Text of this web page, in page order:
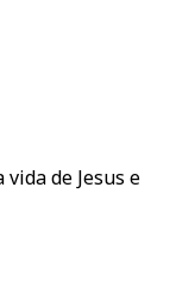
vida de Jesus e